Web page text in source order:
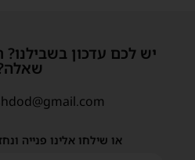
יש לכם עדכון בשבילנו?
או שילחו אלינו פנייה